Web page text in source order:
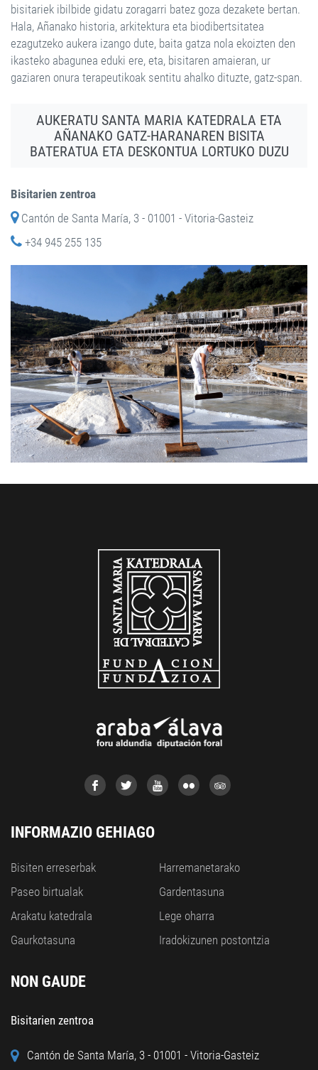
bisitariek ibilbide gidatu zoragarri batez goza dezakete bertan.
Hala, Añanako historia, arkitektura eta biodibertsitatea
ezagutzeko aukera izango dute, baita gatza nola ekoizten den
ikasteko abagunea eduki ere, eta, bisitaren amaieran, ur
gaziaren onura terapeutikoak sentitu ahalko dituzte, gatz-span.
AUKERATU SANTA MARIA KATEDRALA ETA
AÑANAKO GATZ-HARANAREN BISITA
BATERATUA ETA DESKONTUA LORTUKO DUZU
Bisitarien zentroa
Cantón de Santa María, 3 - 01001 - Vitoria-Gasteiz
+34 945 255 135
INFORMAZIO GEHIAGO
Bisiten erreserbak
Paseo birtualak
Arakatu katedrala
Gaurkotasuna
Harremanetarako
Gardentasuna
Lege oharra
Iradokizunen postontzia
NON GAUDE
Bisitarien zentroa
Cantón de Santa María, 3 - 01001 - Vitoria-Gasteiz